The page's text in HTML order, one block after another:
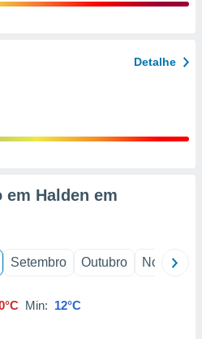
Detalhe
em Halden em
Setembro Outubro Novembro
Min: 12°C